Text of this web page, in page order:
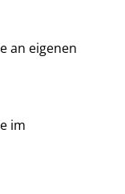
an eigenen
im